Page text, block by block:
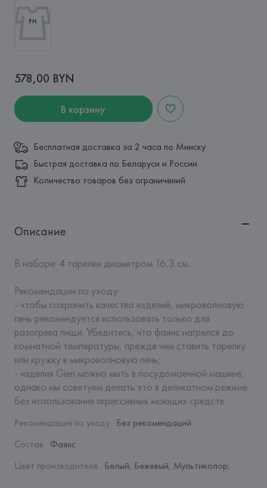
578,00 BYN
В корзину
Бесплатная доставка за 2 часа по Минску
Быстрая доставка по Беларуси и России
Количество товаров без ограничений
Описание
В наборе: 4 тарелки диаметром 16,3 см.
Рекомендации по уходу:
- чтобы сохранить качество изделий, микроволновую
печь рекомендуется использовать только для
разогрева пищи. Убедитесь, что фаянс нагрелся до
комнатной температуры, прежде чем ставить тарелку
или кружку в микроволновую печь;
- изделия Gien можно мыть в посудомоечной машине,
однако мы советуем делать это в деликатном режиме
без использования агрессивных моющих средств.
Рекомендация по уходу: Без рекомендаций
Состав: Фаянс
Цвет производителя: Белый; Бежевый; Мультиколор;